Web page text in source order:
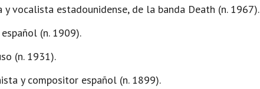
y vocalista estadounidense, de la banda Death (n. 1967).
(n. 1909).
(n. 1931).
y compositor español (n. 1899).